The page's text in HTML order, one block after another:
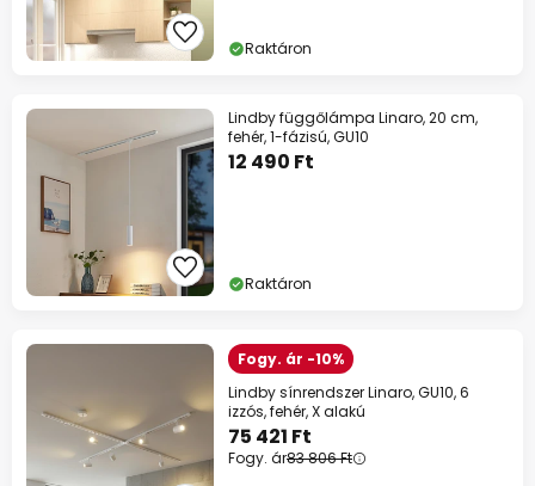
Raktáron
Lindby függőlámpa Linaro, 20 cm,
fehér, 1-fázisú, GU10
12 490 Ft
Raktáron
Fogy. ár -10%
Lindby sínrendszer Linaro, GU10, 6
izzós, fehér, X alakú
75 421 Ft
Fogy. ár83 806 Ft